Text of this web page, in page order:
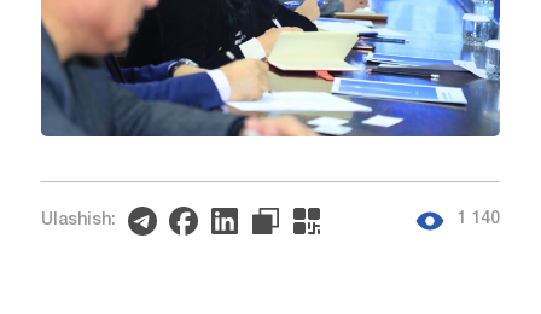
Ulashish: 1 140